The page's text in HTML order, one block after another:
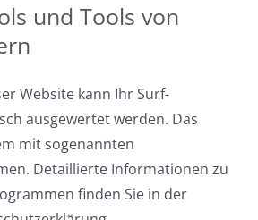
und Tools von
Website kann Ihr Surf-
ausgewertet werden. Das
mit sogenannten
Detaillierte Informationen zu
finden Sie in der